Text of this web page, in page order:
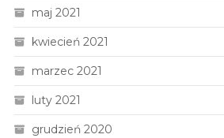
maj 2021
kwiecień 2021
marzec 2021
luty 2021
grudzień 2020